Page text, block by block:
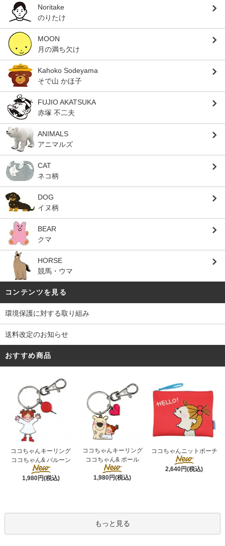
Noritake
のりたけ
MOON
月の満ち欠け
Kahoko Sodeyama
そで山 かほ子
FUJIO AKATSUKA
赤塚 不二夫
ANIMALS
アニマルズ
CAT
ネコ柄
DOG
イヌ柄
BEAR
クマ
HORSE
競馬・ウマ
コンテンツを見る
環境保護に対する取り組み
送料改定のお知らせ
おすすめ商品
ココちゃんキーリング
ココちゃん& バルーン
1,980円(税込)
ココちゃんキーリング
ココちゃん& ポール
1,980円(税込)
ココちゃんニットポーチ
2,640円(税込)
もっと見る